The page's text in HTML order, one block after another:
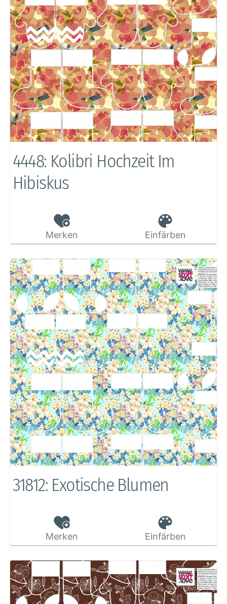
4448: Kolibri Hochzeit Im
Hibiskus
Merken Einfärben
31812: Exotische Blumen
Merken Einfärben